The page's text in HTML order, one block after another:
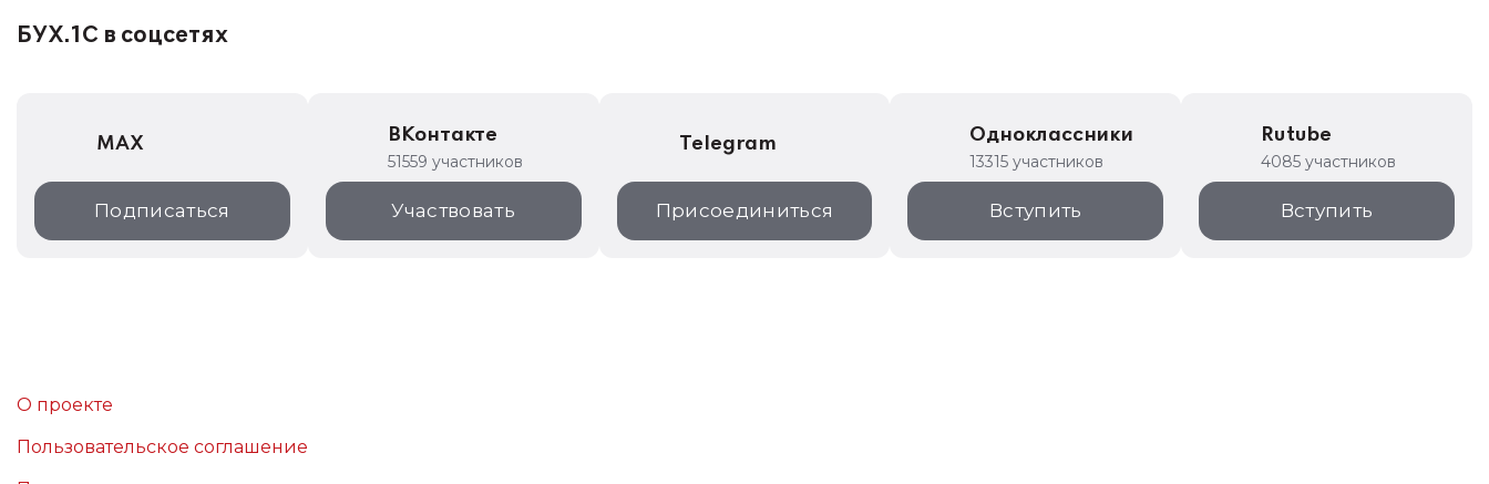
БУХ.1С в соцсетях
MAX
Подписаться
ВКонтакте
51559 участников
Участвовать
Telegram
Присоединиться
Одноклассники
13315 участников
Вступить
Rutube
4085 участников
Вступить
О проекте
Пользовательское соглашение